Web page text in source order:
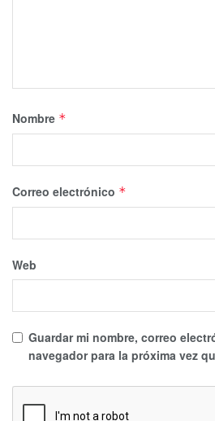
Nombre *
Correo electrónico *
Web
Guardar mi nombre, correo
navegador para la próxima vez